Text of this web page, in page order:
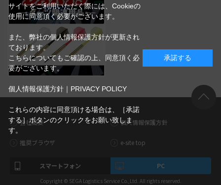
会社概要 個人情報保護方針
推奨ブラウザ e-site top
スマートフォン PC
Copyright © SEGA Logistics Service Co.,Ltd. All rights reserved.
サイトをご利用いただく際には、Cookieの
使用に同意頂く必要がございます。
また、弊社の個人情報保護方針が更新され
ております。
こちらについてもご確認の上、同意頂く必
要がございます。
個人情報保護方針｜PRIVACY POLICY
これらの内容に同意頂ける場合は、［承諾
する］ボタンのクリックをお願い致しま
す。
承諾する